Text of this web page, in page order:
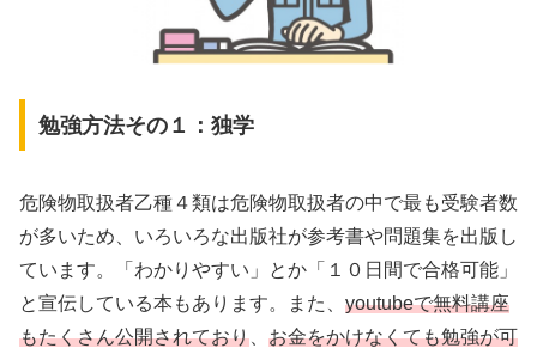
勉強方法その１：独学
危険物取扱者乙種４類は危険物取扱者の中で最も受験者数
が多いため、いろいろな出版社が参考書や問題集を出版し
ています。「わかりやすい」とか「１０日間で合格可能」
と宣伝している本もあります。また、 youtubeで無料講座
もたくさん公開されており
お金をかけなくても勉強が可